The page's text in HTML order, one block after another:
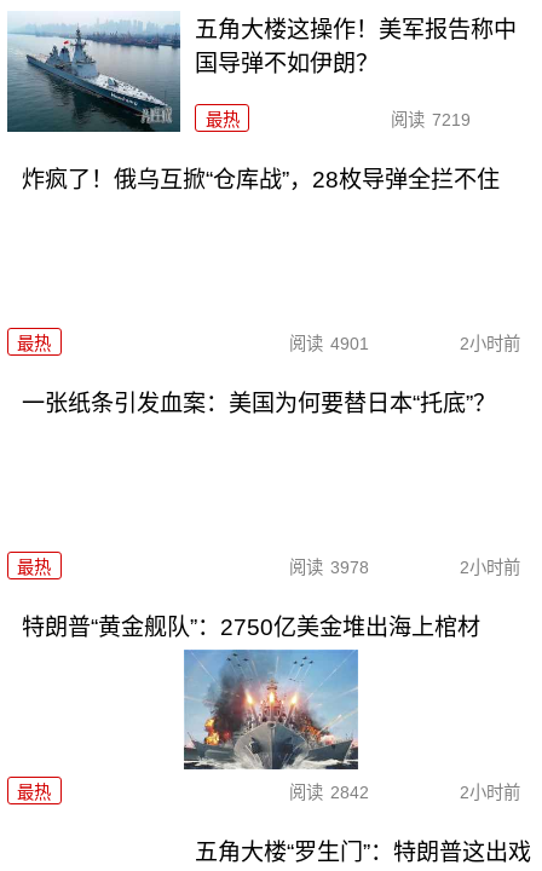
五角大楼这操作！美军报告称中
国导弹不如伊朗？
最热 阅读 7219
炸疯了！俄乌互掀“仓库战”，28枚导弹全拦不住
最热 阅读 4901 2小时前
一张纸条引发血案：美国为何要替日本“托底”？
最热 阅读 3978 2小时前
特朗普“黄金舰队”：2750亿美金堆出海上棺材
最热 阅读 2842 2小时前
五角大楼“罗生门”：特朗普这出戏